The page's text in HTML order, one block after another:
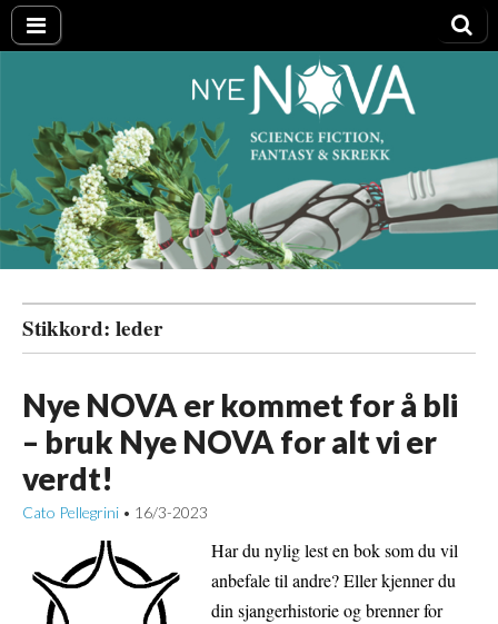
Nye NOVA
Stikkord: leder
Nye NOVA er kommet for å bli
– bruk Nye NOVA for alt vi er
verdt!
Cato Pellegrini • 16/3-2023
Har du nylig lest en bok som du vil
anbefale til andre? Eller kjenner du
din sjangerhistorie og brenner for